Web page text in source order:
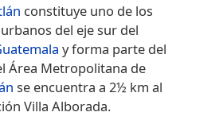
constituye uno de los
del eje sur del
y forma parte del
Área Metropolitana de
se encuentra a 2½ km al
Villa Alborada.